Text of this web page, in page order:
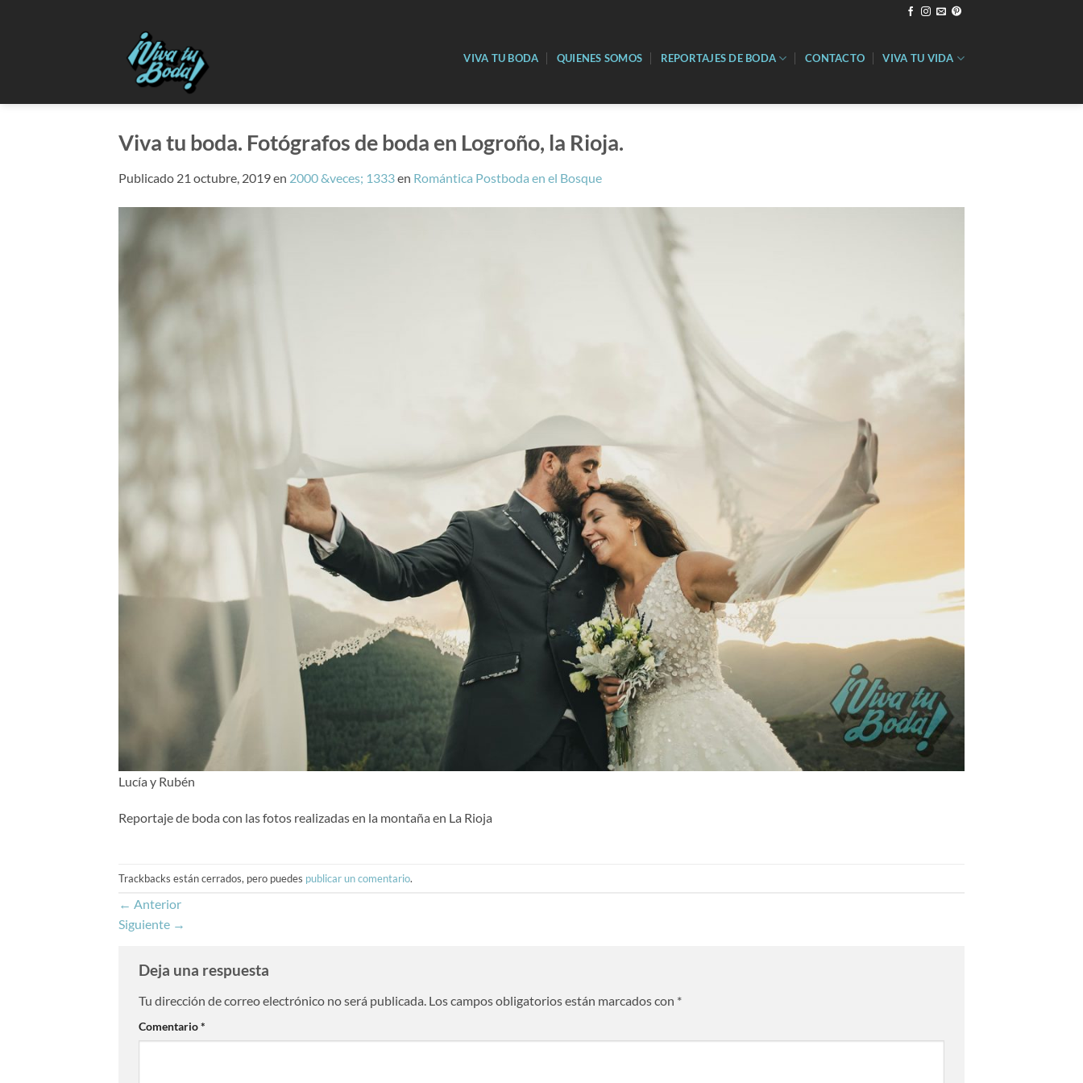
VIVA TU BODA QUIENES SOMOS REPORTAJES DE BODA CONTACTO VIVA TU VIDA
Viva tu boda. Fotógrafos de boda en Logroño, la Rioja.
Publicado 21 octubre, 2019en 2000 &veces; 1333en Romántica Postboda en el Bosque
Lucía y Rubén
Reportaje de boda con las fotos realizadas en la montaña en La Rioja
Trackbacks están cerrados, pero puedes publicar un comentario.
← Anterior
Siguiente →
Deja una respuesta
Tu dirección de correo electrónico no será publicada. Los campos obligatorios están marcados con *
Comentario*